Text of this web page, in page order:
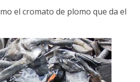
el cromato de plomo que da el